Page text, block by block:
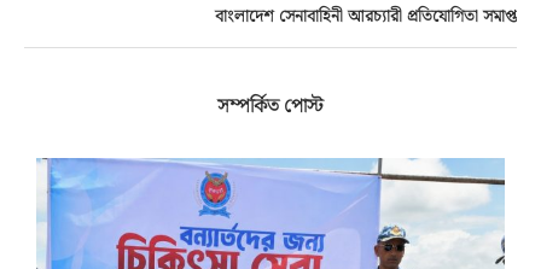
বাংলাদেশ সেনাবাহিনী আরচ্যারী প্রতিযোগিতা সমাপ্ত
সম্পর্কিত পোস্ট